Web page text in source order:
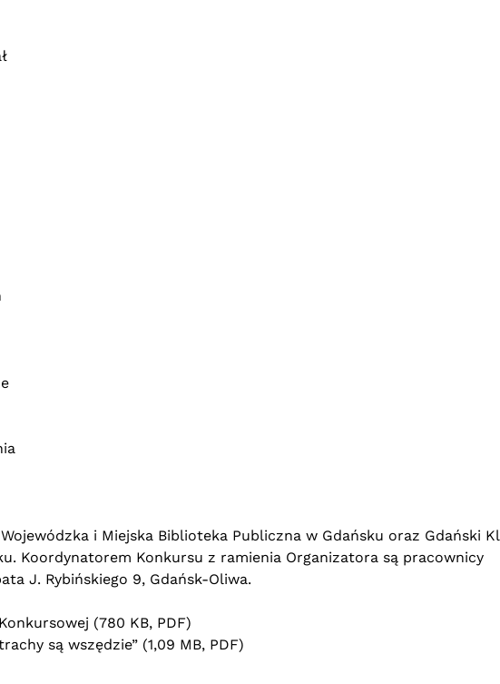
i Miejska Biblioteka Publiczna w Gdańsku oraz Gdański
Koordynatorem Konkursu z ramienia Organizatora są pracownicy
J. Rybińskiego 9, Gdańsk-Oliwa.
(780 KB, PDF)
są wszędzie” (1,09 MB, PDF)